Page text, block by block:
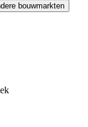
bouwmarkten